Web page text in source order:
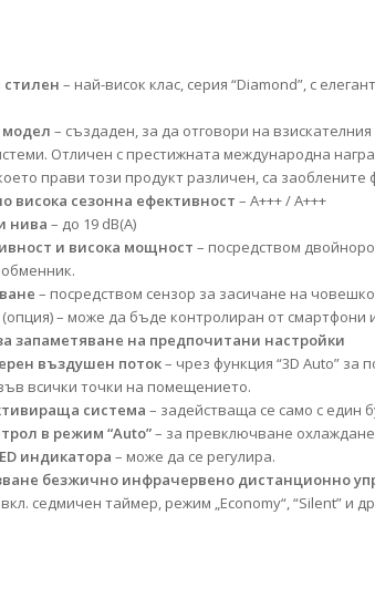
стилен – най-висок клас, серия “Diamond”, с
– създаден, за да отговори на
Отличен с престижната международна
прави този продукт различен, са заоблените
висока сезонна ефективност – А+++ / А+++
нива – до 19 dB(A)
и висока мощност – посредством
– посредством сензор за засичане на
(опция) – може да бъде контролиран от смартфони
запаметяване на предпочитани настройки
въздушен поток– чрез функция “3D Auto” за
всички точки на помещението.
система – задействаща се само с един
в режим “Auto”– за превключване
индикатора – може да се регулира.
безжично инфрачервено дистанционно
седмичен таймер, режим „Economy“, “Silent” и